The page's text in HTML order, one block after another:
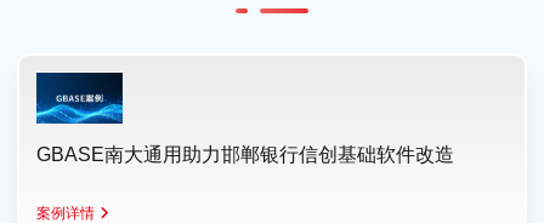
GBASE南大通用助力邯郸银行信创基础软件改造
案例详情